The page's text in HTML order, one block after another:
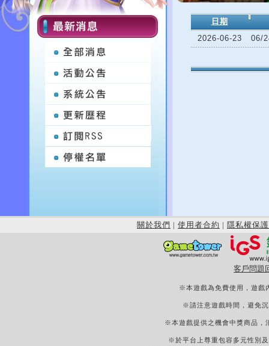
日期
2026-06-23
06/
關於我們 | 使用者合約 | 隱私權保護
客戶問題
※本遊戲為免費使用，遊戲
※請注意遊戲時間，避免
※本遊戲提供之機會中獎商品，
※於平台上尊重包容多元性別